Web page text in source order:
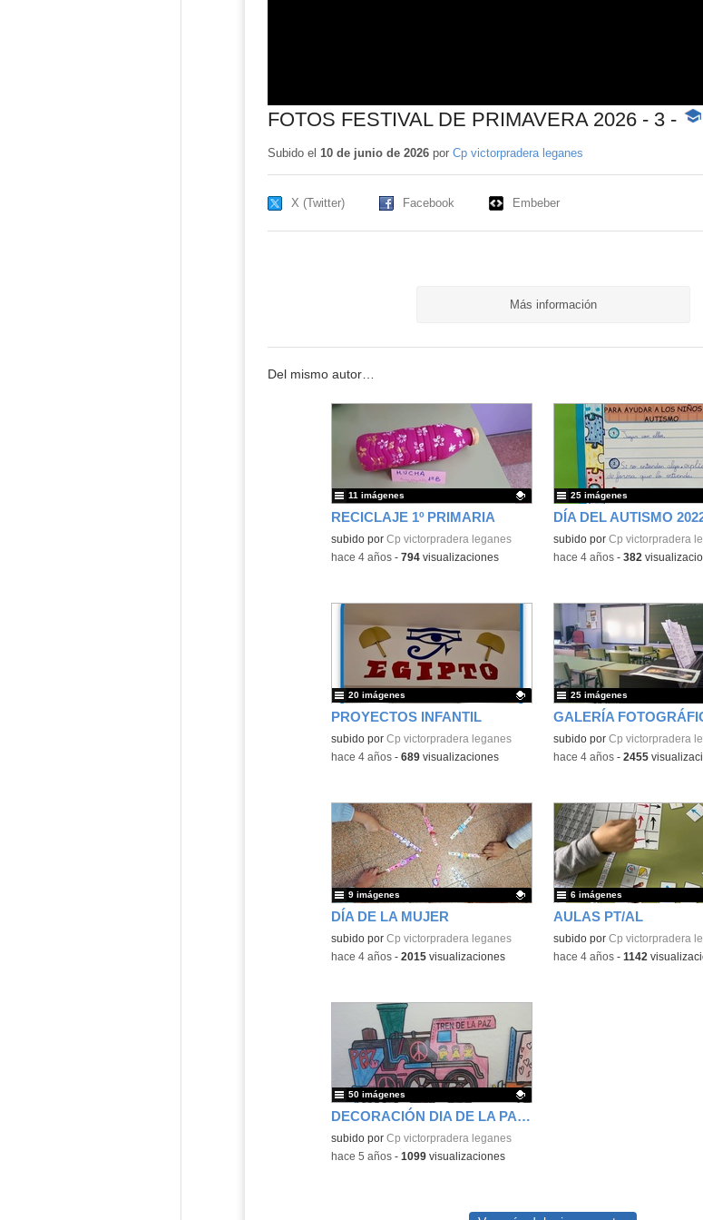
FOTOS FESTIVAL DE PRIMAVERA 2026 - 3 - -
Subido el 10 de junio de 2026por Cp victorpradera leganes
X (Twitter) Facebook Embeber
Más información
Del mismo autor…
RECICLAJE 1º PRIMARIA
Contenido educativo.
subido por Cp victorpradera leganes
11 imágenes
-hace 4 años- 794visualizaciones
DÍA DEL AUTISMO
Contenido educativo.
subido por Cp victorpradera
25 imágenes
-hace 4 años- 382
PROYECTOS INFANTIL
Contenido educativo.
subido por Cp victorpradera leganes
20 imágenes
-hace 4 años- 689visualizaciones
GALERÍA
subido por Cp victorpradera
25 imágenes
-hace 4 años- 2455
DÍA DE LA MUJER
Contenido educativo.
subido por Cp victorpradera leganes
9 imágenes
-hace 4 años- 2015visualizaciones
AULAS PT/AL
Contenido educativo.
subido por Cp victorpradera
6 imágenes
-hace 4 años- 1142
DECORACIÓN DIA DE LA PAZ 2021
Contenido educativo.
subido por Cp victorpradera leganes
50 imágenes
-hace 5 años- 1099visualizaciones